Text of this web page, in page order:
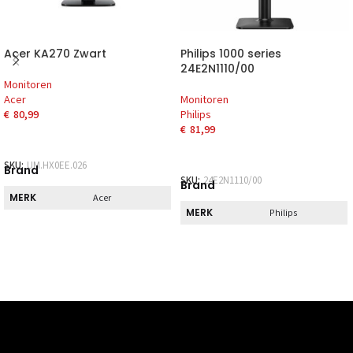
Acer KA270 Zwart
Monitoren
Acer
€ 80,99
SKU:UM.HX0EE.026
Brand
MERK Acer
Philips 1000 series
24E2N1110/00
Monitoren
Philips
€ 81,99
SKU:24E2N1110/00
Brand
MERK Philips
HALEN